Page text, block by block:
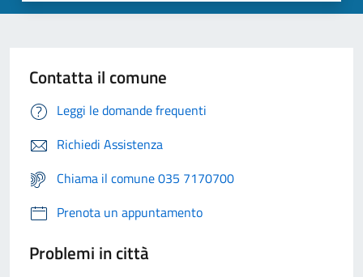
Contatta il comune
Leggi le domande frequenti
Richiedi Assistenza
Chiama il comune 035 7170700
Prenota un appuntamento
Problemi in città